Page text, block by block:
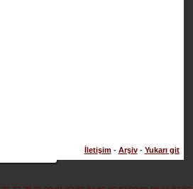
İletişim- Arşiv- Yukarı git